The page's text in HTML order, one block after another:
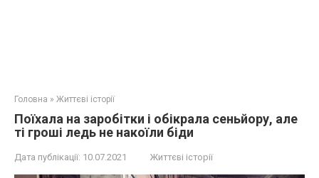
Головна » Життєві історії
Поїхала на заробітки і обікрала сеньйору, але
ті гроші ледь не накоїли біди
Дата публікації: 10.07.2021 Життєві історії